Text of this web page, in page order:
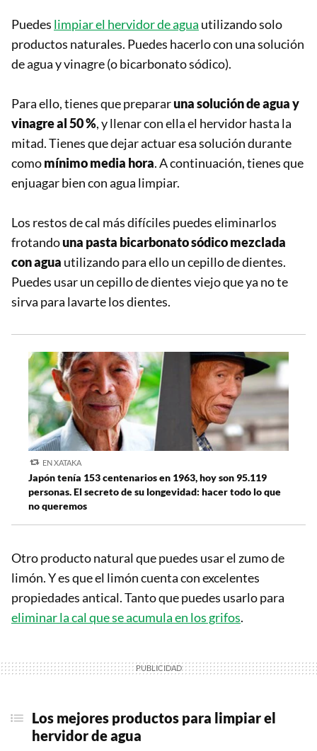
Puedes limpiar el hervidor de agua utilizando solo
productos naturales. Puedes hacerlo con una solución
de agua y vinagre (o bicarbonato sódico).
Para ello, tienes que prepararuna solución de agua y
vinagre al 50 %, y llenar con ella el hervidor hasta la
mitad. Tienes que dejar actuar esa solución durante
comomínimo media hora. A continuación, tienes que
enjuagar bien con agua limpiar.
Los restos de cal más difíciles puedes eliminarlos
frotandouna pasta bicarbonato sódico mezclada
con agua utilizando para ello un cepillo de dientes.
Puedes usar un cepillo de dientes viejo que ya no te
sirva para lavarte los dientes.
EN XATAKA
Japón tenía 153 centenarios en 1963, hoy son 95.119
personas. El secreto de su longevidad: hacer todo lo que
no queremos
Otro producto natural que puedes usar el zumo de
limón. Y es que el limón cuenta con excelentes
propiedades antical. Tanto que puedes usarlo para
eliminar la cal que se acumula en los grifos.
Los mejores productos para limpiar el
hervidor de agua